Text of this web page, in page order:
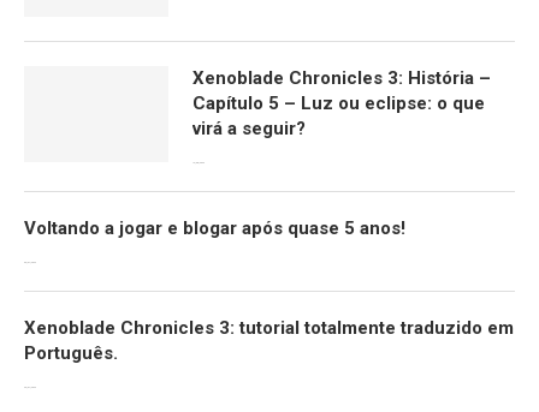
Xenoblade Chronicles 3: História –
Capítulo 5 – Luz ou eclipse: o que
virá a seguir?
Voltando a jogar e blogar após quase 5 anos!
Xenoblade Chronicles 3: tutorial totalmente traduzido em
Português.